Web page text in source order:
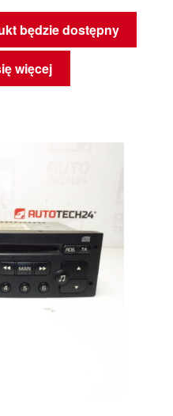
będzie dostępny
więcej